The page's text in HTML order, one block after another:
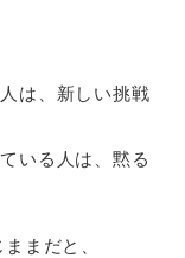
は、新しい挑戦
いる人は、黙る
まだと、